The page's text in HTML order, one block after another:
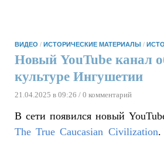
ВИДЕО / ИСТОРИЧЕСКИЕ МАТЕРИАЛЫ /
Новый YouTube канал
культуре Ингушетии
21.04.2025 в 09:26 / 0 комментарий
В сети появился новый
The True Caucasian Civilization.